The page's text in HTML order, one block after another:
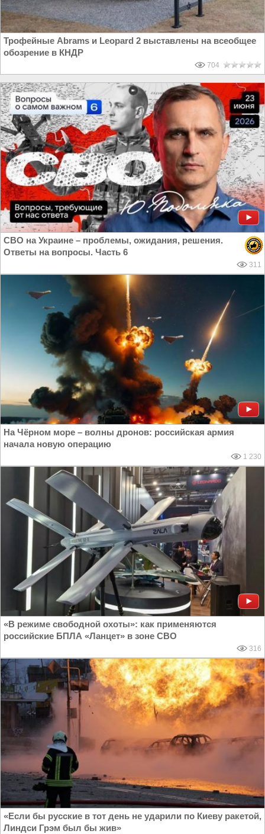
Трофейные Abrams и Leopard 2 выставлены на всеобщее
обозрение в КНДР
704
СВО на Украине – проблемы, ожидания, решения.
Ответы на вопросы. Часть 6
311
На Чёрном море – волны дронов: российская армия
начала новую операцию
1 230
«В режиме свободной охоты»: как применяются
российские БПЛА «Ланцет» в зоне СВО
316
«Если бы русские в тот день не ударили по Киеву ракетой,
Линдси Грэм был бы жив»